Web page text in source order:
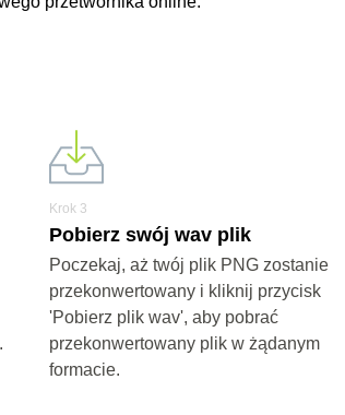
Krok 3
Pobierz swój wav plik
Poczekaj, aż twój plik PNG zostanie
przekonwertowany i kliknij przycisk
'Pobierz plik wav', aby pobrać
przekonwertowany plik w żądanym
formacie.